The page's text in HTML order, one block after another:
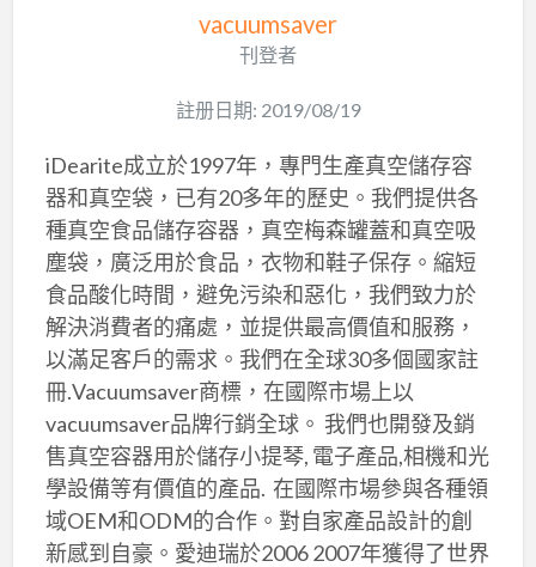
vacuumsaver
刊登者
註册日期: 2019/08/19
iDearite成立於1997年，專門生產真空儲存容
器和真空袋，已有20多年的歷史。我們提供各
種真空食品儲存容器，真空梅森罐蓋和真空吸
塵袋，廣泛用於食品，衣物和鞋子保存。縮短
食品酸化時間，避免污染和惡化，我們致力於
解決消費者的痛處，並提供最高價值和服務，
以滿足客戶的需求。我們在全球30多個國家註
冊.Vacuumsaver商標，在國際市場上以
vacuumsaver品牌行銷全球。 我們也開發及銷
售真空容器用於儲存小提琴, 電子產品,相機和光
學設備等有價值的產品. 在國際市場參與各種領
域OEM和ODM的合作。對自家產品設計的創
新感到自豪。愛迪瑞於2006 2007年獲得了世界